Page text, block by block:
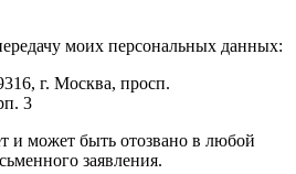
моих персональных данных:
г. Москва, просп.
3
и может быть отозвано в любой
заявления.